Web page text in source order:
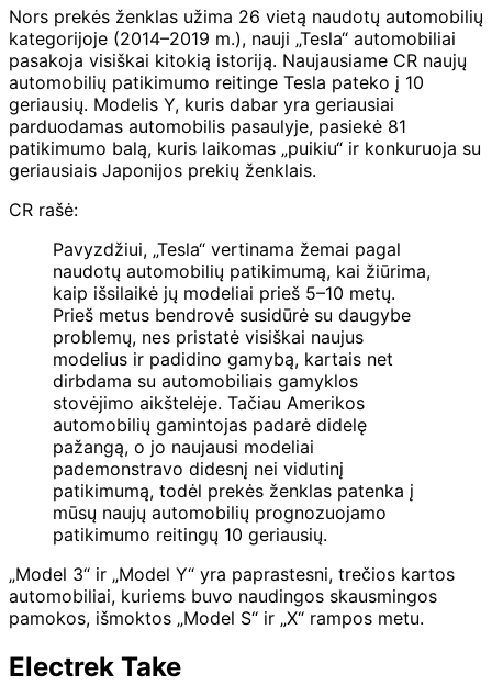
Nors prekės ženklas užima 26 vietą naudotų automobilių
kategorijoje (2014–2019 m.), nauji „Tesla“ automobiliai
pasakoja visiškai kitokią istoriją. Naujausiame CR naujų
automobilių patikimumo reitinge Tesla pateko į 10
geriausių. Modelis Y, kuris dabar yra geriausiai
parduodamas automobilis pasaulyje, pasiekė 81
patikimumo balą, kuris laikomas „puikiu“ ir konkuruoja su
geriausiais Japonijos prekių ženklais.
CR rašė:
Pavyzdžiui, „Tesla“ vertinama žemai pagal
naudotų automobilių patikimumą, kai žiūrima,
kaip išsilaikė jų modeliai prieš 5–10 metų.
Prieš metus bendrovė susidūrė su daugybe
problemų, nes pristatė visiškai naujus
modelius ir padidino gamybą, kartais net
dirbdama su automobiliais gamyklos
stovėjimo aikštelėje. Tačiau Amerikos
automobilių gamintojas padarė didelę
pažangą, o jo naujausi modeliai
pademonstravo didesnį nei vidutinį
patikimumą, todėl prekės ženklas patenka į
mūsų naujų automobilių prognozuojamo
patikimumo reitingų 10 geriausių.
„Model 3“ ir „Model Y“ yra paprastesni, trečios kartos
automobiliai, kuriems buvo naudingos skausmingos
pamokos, išmoktos „Model S“ ir „X“ rampos metu.
Electrek Take